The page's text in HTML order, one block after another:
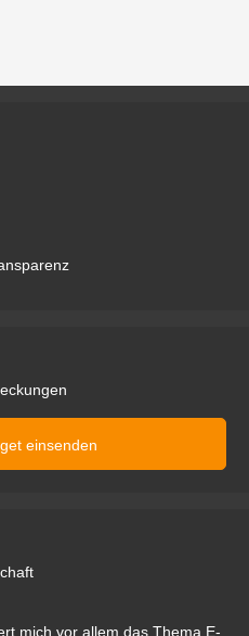
einsenden
mich vor allem das Thema E-